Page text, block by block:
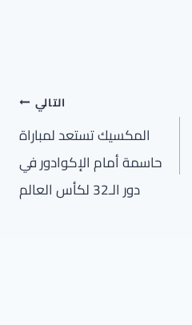
التالي
المكسيك تستعد لمباراة
حاسمة أمام الإكوادور في
دور الـ32 لكأس العالم